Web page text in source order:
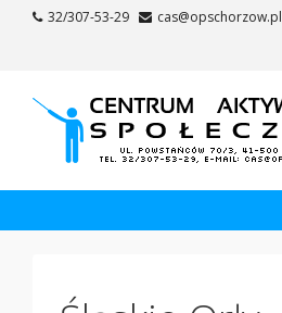
32/307-53-29 cas@opschorzow.pl